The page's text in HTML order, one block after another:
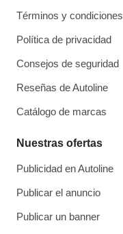
Términos y condiciones
Política de privacidad
Consejos de seguridad
Reseñas de Autoline
Catálogo de marcas
Nuestras ofertas
Publicidad en Autoline
Publicar el anuncio
Publicar un banner